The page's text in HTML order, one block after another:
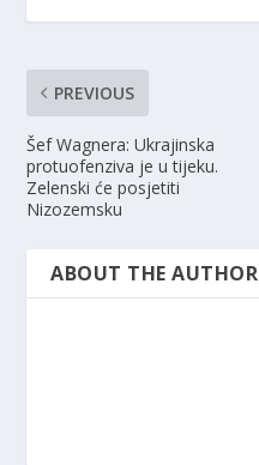
PREVIOUS
Šef Wagnera: Ukrajinska
protuofenziva je u tijeku.
Zelenski će posjetiti
Nizozemsku
ABOUT THE AUTHOR